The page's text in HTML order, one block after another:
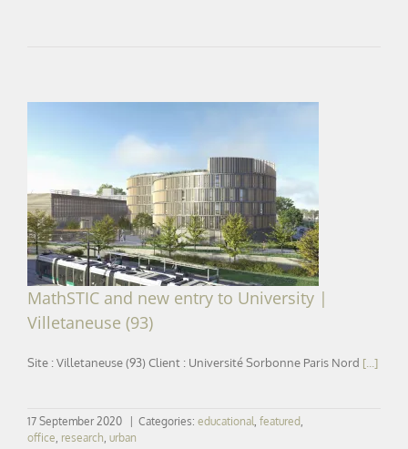
MathSTIC and new entry to University |
Villetaneuse (93)
MathSTIC and new entry to University |
Villetaneuse (93)
Site : Villetaneuse (93) Client : Université Sorbonne Paris Nord [...]
17 September 2020 | Categories: educational featured
office research urban